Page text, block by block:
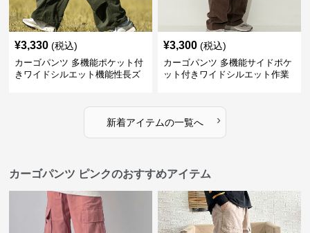
¥3,330 (税込)
カーゴパンツ 多機能ポケット付
きワイドシルエット機能性長ズ
¥3,300 (税込)
カーゴパンツ 多機能サイドポケ
ット付きワイドシルエット作業
新着アイテムの一覧へ ›
カーゴパンツ ピンクのおすすめアイテム